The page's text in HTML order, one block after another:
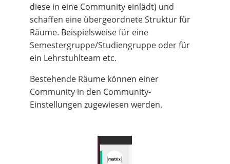
diese in eine Community einlädt) und
schaffen eine übergeordnete Struktur für
Räume. Beispielsweise für eine
Semestergruppe/Studiengruppe oder für
ein Lehrstuhlteam etc.
Bestehende Räume können einer
Community in den Community-
Einstellungen zugewiesen werden.